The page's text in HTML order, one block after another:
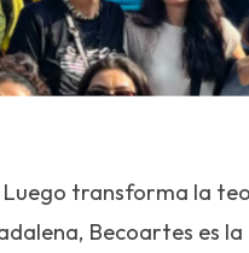
Luego transforma la
Becoartes es